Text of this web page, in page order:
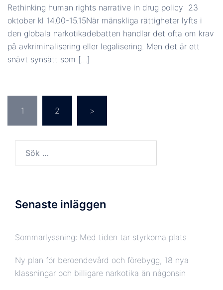
Rethinking human rights narrative in drug policy 23
oktober kl 14.00-15.15När mänskliga rättigheter lyfts i
den globala narkotikadebatten handlar det ofta om krav
på avkriminalisering eller legalisering. Men det är ett
snävt synsätt som […]
1 2 >
efter:
Senaste inläggen
Sommarlyssning: Med tiden tar styrkorna plats
Ny plan för beroendevård och förebygg, 18 nya
klassningar och billigare narkotika än någonsin